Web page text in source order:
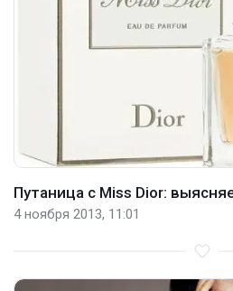
Путаница с Miss Dior:
4 ноября 2013, 11:01